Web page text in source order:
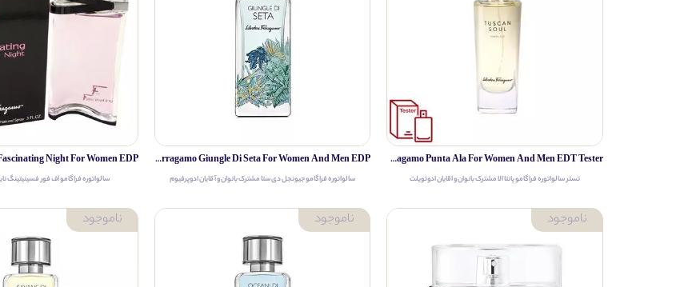
Salvatore Ferragamo Punta Ala For Women And Men EDT Tester
تستر سالواتوره فراگامو پانتا الا مشترک بانوان و اقایان ادوتویلت
Salvatore Ferragamo Giungle Di Seta For Women And Men EDP
سالواتوره فراگامو جیونجل دی ستا مشترک بانوان و آقایان ادوپرفیوم سالواتوره فراگامو اف فور فسینیتینگ